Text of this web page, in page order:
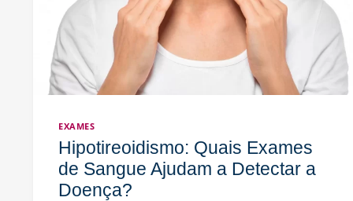
EXAMES
Hipotireoidismo: Quais Exames
de Sangue Ajudam a Detectar a
Doença?